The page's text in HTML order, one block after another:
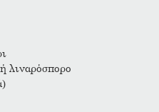
λιναρόσπορο